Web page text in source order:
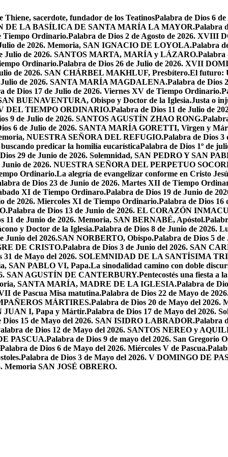
Thiene, sacerdote, fundador de los TeatinosPalabra de Dios 6
DE LA BASÍLICA DE SANTA MARÍA LA MAYOR.Palabra
Tiempo Ordinario.Palabra de Dios 2 de Agosto de 2026.
de 2026. Memoria, SAN IGNACIO DE LOYOLA.Palabra
Julio de 2026. SANTOS MARTA, MARÍA y LÁZARO.Palabra
Ordinario.Palabra de Dios 26 de Julio de 2026. XVII
de 2026. SAN CHÁRBEL MAKHLUF, Presbítero.El futuro:
Julio de 2026. SANTA MARÍA MAGDALENA.Palabra de Dios
de Dios 17 de Julio de 2026. Viernes XV de Tiempo Ordinario.
BUENAVENTURA, Obispo y Doctor de la Iglesia.Justa o
DEL TIEMPO ORDINARIO.Palabra de Dios 11 de Julio de
9 de Julio de 2026. SANTOS AGUSTÍN ZHAO RONG.
6 de Julio de 2026. SANTA MARÍA GORETTI, Virgen y
NUESTRA SEÑORA DEL REFUGIO.Palabra de Dios 3
predicar la homilía eucarísticaPalabra de Dios 1º de
29 de Junio de 2026. Solemnidad, SAN PEDRO Y SAN
Junio de 2026. NUESTRA SEÑORA DEL PERPETUO
Ordinario.La alegría de evangelizar conforme en Cristo
de Dios 23 de Junio de 2026. Martes XII de Tiempo
XI de Tiempo Ordinaro.Palabra de Dios 19 de Junio de
de 2026. Miercoles XI de Tiempo Ordinario.Palabra de Dios 16
Palabra de Dios 13 de Junio de 2026. EL CORAZÓN
11 de Junio de 2026. Memoria, SAN BERNABÉ, Apóstol.
y Doctor de la Iglesia.Palabra de Dios 8 de Junio de 2026.
Junio del 2026.SAN NORBERTO, Obispo.Palabra de Dios 5
DE CRISTO.Palabra de Dios 3 de Junio del 2026. SAN
31 de Mayo del 2026. SOLEMNIDAD DE LA SANTÍSIMA
SAN PABLO VI, Papa.La sinodalidad camino con doble
SAN AGUSTÍN DE CANTERBURY.Pentecostés una fiesta a
SANTA MARÍA, MADRE DE LA IGLESIA.Palabra de
de Pascua Misa matutina.Palabra de Dios 22 de Mayo de
MÁRTIRES.Palabra de Dios 20 de Mayo del 2026.
JUAN I, Papa y Mártir.Palabra de Dios 17 de Mayo del 2026.
Dios 15 de Mayo del 2026. SAN ISIDRO LABRADOR.Palabra
de Dios 12 de Mayo del 2026. SANTOS NEREO y
PASCUA.Palabra de Dios 9 de mayo del 2026. San Gregorio
Palabra de Dios 6 de Mayo del 2026. Miércoles V de Pascua.
Palabra de Dios 3 de Mayo del 2026. V DOMINGO DE
Memoria SAN JOSÉ OBRERO.